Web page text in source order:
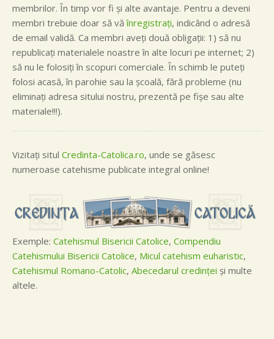
membrilor. În timp vor fi şi alte avantaje. Pentru a deveni
membri trebuie doar să văînregistraţi, indicând o adresă
de email validă. Ca membri aveţi două obligaţii: 1) să nu
republicaţi materialele noastre în alte locuri pe internet; 2)
să nu le folosiţi în scopuri comerciale. În schimb le puteţi
folosi acasă, în parohie sau la şcoală, fără probleme (nu
eliminaţi adresa sitului nostru, prezentă pe fişe sau alte
materiale!!!).
Vizitaţi situl Credinta-Catolica.ro, unde se găsesc
numeroase catehisme publicate integral online!
Exemple: Catehismul Bisericii Catolice, Compendiu
Catehismului Bisericii Catolice, Micul catehism euharistic,
Catehismul Romano-Catolic, Abecedarul credinţei şi multe
altele.